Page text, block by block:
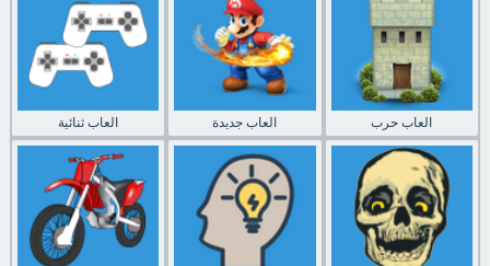
العاب ثنائية العاب جديدة العاب حرب